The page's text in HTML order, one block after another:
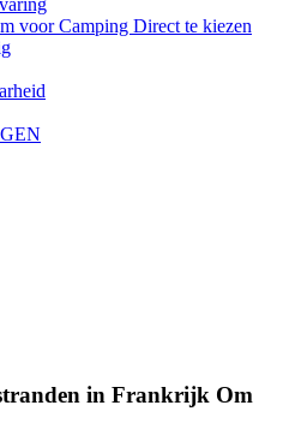
voor Camping Direct te kiezen
in Frankrijk Om